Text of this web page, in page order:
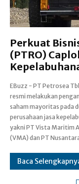
Perkuat
(PTRO)
EBuzz - PT Petrosea
resmi melakukan
saham mayoritas pada
perusahaan jasa
yakni PT Vista Maritim
(VMA) dan PT
Samudera (NAS), pada
2026. Melalui PT
Sinergi Alur (PSA),
menandatangani
Baca